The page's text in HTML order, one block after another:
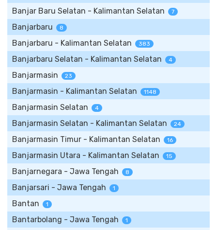
Banjar Baru Selatan - Kalimantan Selatan 7
Banjarbaru 8
Banjarbaru - Kalimantan Selatan 383
Banjarbaru Selatan - Kalimantan Selatan 4
Banjarmasin 23
Banjarmasin - Kalimantan Selatan 1148
Banjarmasin Selatan 4
Banjarmasin Selatan - Kalimantan Selatan 24
Banjarmasin Timur - Kalimantan Selatan 16
Banjarmasin Utara - Kalimantan Selatan 15
Banjarnegara - Jawa Tengah 8
Banjarsari - Jawa Tengah 1
Bantan 1
Bantarbolang - Jawa Tengah 1